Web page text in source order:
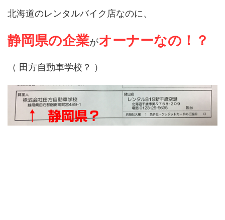
北海道のレンタルバイク店なのに、
静岡県の企業がオーナーなの！？
（ 田方自動車学校？ ）